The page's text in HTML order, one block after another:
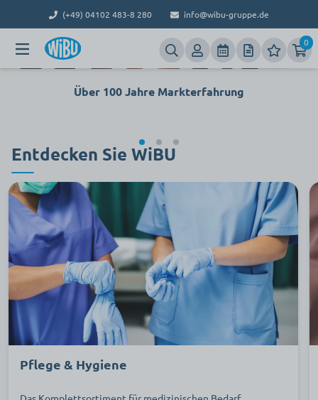
(+49) 04102 483-8 280 info@wibu-gruppe.de
0
04. - 05.11.2026 in Weimar
Expertentag zur Anmeldung
Über 100 Jahre Markterfahrung
Entdecken Sie WiBU
Pflege & Hygiene